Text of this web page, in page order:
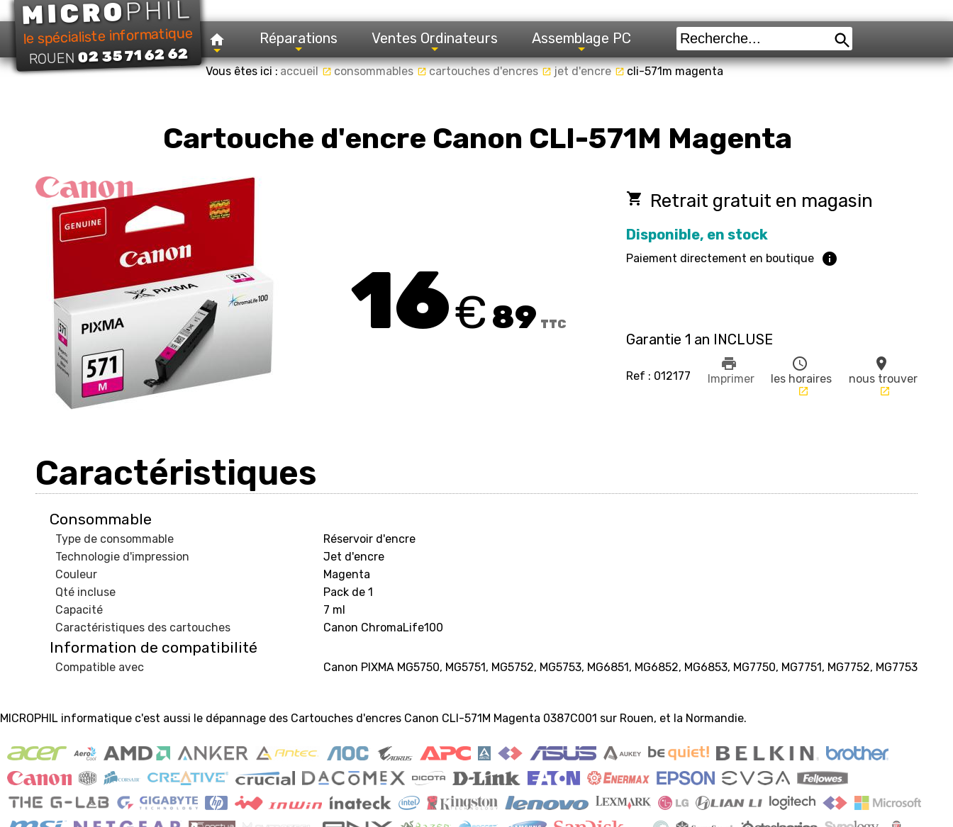
MICROPHIL
le spécialiste informatique
ROUEN 02 35 71 62 62
Réparations Ventes Ordinateurs Assemblage PC
Vous êtes ici :accueil launch consommables launch cartouches d'encres launch jet d'encre launch cli-571m magenta
Cartouche d'encre Canon CLI-571M Magenta
16€ 89 TTC
local_grocery_store Retrait gratuit en magasin
Disponible, en stock
Paiement directement en boutique info
Garantie 1 an INCLUSE
Ref : 012177
print
Imprimer
schedule
les horaires
launch
place
nous trouver
launch
Caractéristiques
Consommable
Type de consommable
Réservoir d'encre
Technologie d'impression
Jet d'encre
Couleur
Magenta
Qté incluse
Pack de 1
Capacité
7 ml
Caractéristiques des cartouches
Canon ChromaLife100
Information de compatibilité
Compatible avec Canon PIXMA MG5750, MG5751, MG5752, MG5753, MG6851, MG6852, MG6853, MG7750, MG7751, MG7752, MG7753
MICROPHIL informatique c'est aussi le dépannage des Cartouches d'encres Canon CLI-571M Magenta 0387C001 sur Rouen, et la Normandie.